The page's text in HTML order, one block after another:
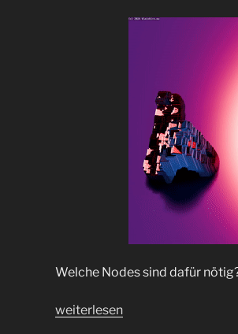
Welche Nodes sind dafür
„LOVE
weiterlesen